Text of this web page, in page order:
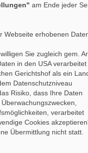
am Ende jeder
Webseite erhobenen
Sie zugleich gem.
in den USA verarbeitet
Gerichtshof als ein
Datenschutzniveau
Risiko, dass Ihre Daten
verarbeitet
Cookies
Übermittlung nicht statt.